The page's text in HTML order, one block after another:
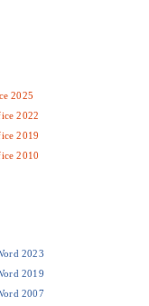
2025
2022
2019
2010
2023
2019
2007